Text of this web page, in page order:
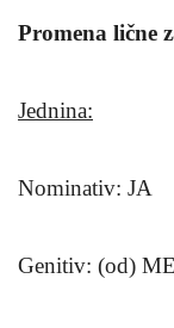
Promena lične
Jednina:
Nominativ: JA
Genitiv: (od)